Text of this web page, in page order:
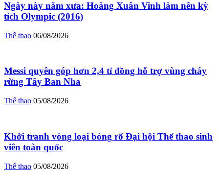
Ngày này năm xưa: Hoàng Xuân Vinh làm nên kỳ
tích Olympic (2016)
Thể thao 06/08/2026
Messi quyên góp hơn 2,4 tỉ đồng hỗ trợ vùng cháy
rừng Tây Ban Nha
Thể thao 05/08/2026
Khởi tranh vòng loại bóng rổ Đại hội Thể thao sinh
viên toàn quốc
Thể thao 05/08/2026